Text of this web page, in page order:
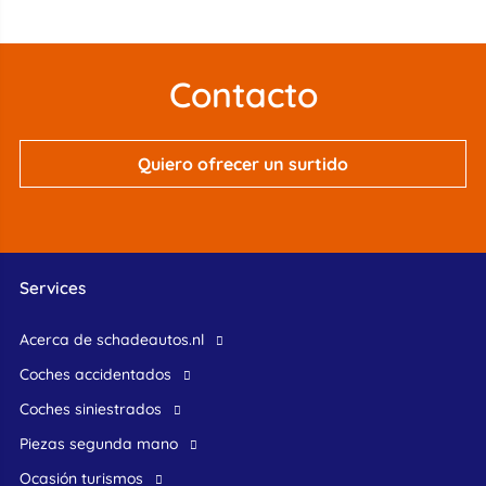
Contacto
Quiero ofrecer un surtido
Services
Acerca de schadeautos.nl
Coches accidentados
Coches siniestrados
Piezas segunda mano
ocasión turismos